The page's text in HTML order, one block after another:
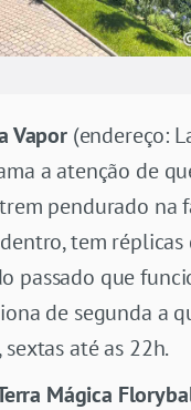
Vapor (endereço:
a atenção de
pendurado na
tem réplicas
passado que
de segunda a
até as 22h.
Mágica